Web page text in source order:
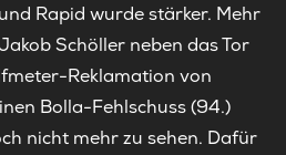
Rapid wurde stärker. Mehr
Schöller neben das Tor
Reklamation von
Bolla-Fehlschuss (94.)
nicht mehr zu sehen. Dafür